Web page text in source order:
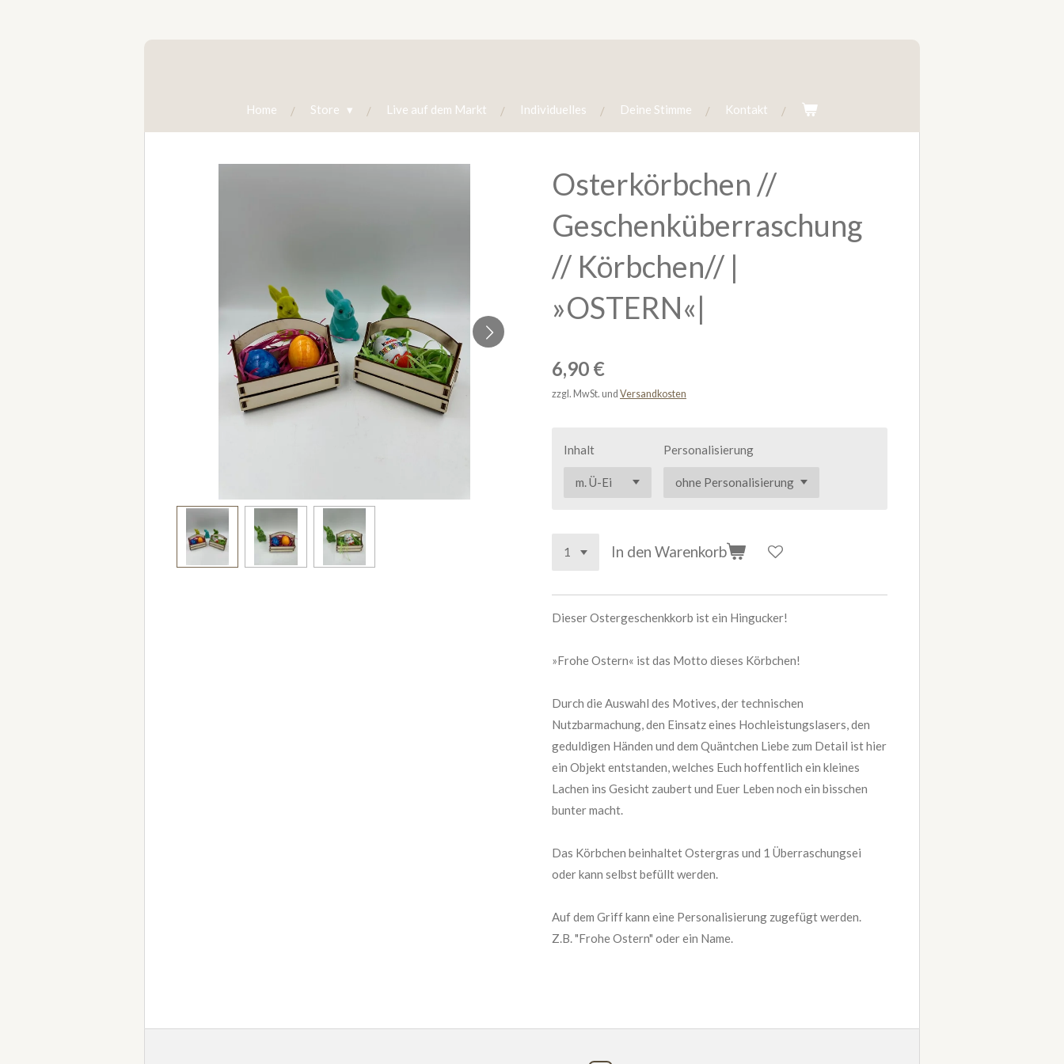
Home Store Live auf dem Markt Individuelles Deine Stimme Kontakt
Osterkörbchen //
Geschenküberraschung
// Körbchen// |
»OSTERN«|
6,90 €
zzgl. MwSt. und Versandkosten
Inhalt Personalisierung
In den Warenkorb
Dieser Ostergeschenkkorb ist ein Hingucker!
»Frohe Ostern« ist das Motto dieses Körbchen!
Durch die Auswahl des Motives, der technischen
Nutzbarmachung, den Einsatz eines Hochleistungslasers, den
geduldigen Händen und dem Quäntchen Liebe zum Detail ist hier
ein Objekt entstanden, welches Euch hoffentlich ein kleines
Lachen ins Gesicht zaubert und Euer Leben noch ein bisschen
bunter macht.
Das Körbchen beinhaltet Ostergras und 1 Überraschungsei
oder kann selbst befüllt werden.
Auf dem Griff kann eine Personalisierung zugefügt werden.
Z.B. "Frohe Ostern" oder ein Name.